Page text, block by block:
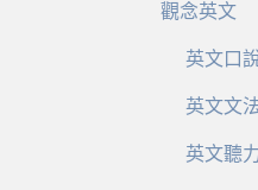
觀念英文
英文口
英文文
英文聽